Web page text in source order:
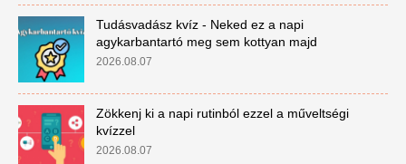
Tudásvadász kvíz - Neked ez a napi
agykarbantartó meg sem kottyan majd
2026.08.07
Zökkenj ki a napi rutinból ezzel a műveltségi
kvízzel
2026.08.07